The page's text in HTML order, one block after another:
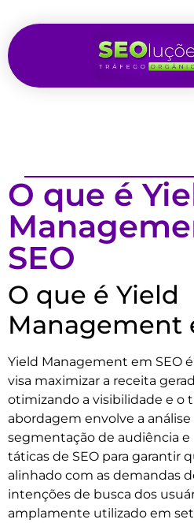
O que é
SEO
O que é Yield
Management
Yield Management em SEO
visa maximizar a receita
otimizando a visibilidade e o
abordagem envolve a análise
segmentação de audiência
táticas de SEO para garantir
alinhado com as demandas
intenções de busca dos
amplamente utilizado em